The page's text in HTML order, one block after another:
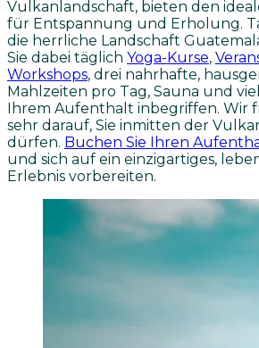
Vulkanlandschaft, bieten den
für Entspannung und Erholung.
die herrliche Landschaft
Sie dabei täglich Yoga-Kurse,
Workshops, drei nahrhafte,
Mahlzeiten pro Tag, Sauna und
Ihrem Aufenthalt inbegriffen. Wir
sehr darauf, Sie inmitten der
dürfen. Buchen Sie Ihren
und sich auf ein einzigartiges,
Erlebnis vorbereiten.